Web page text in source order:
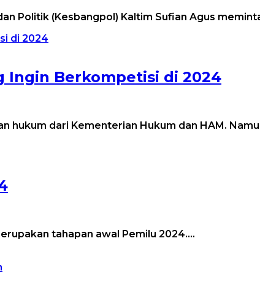
Politik (Kesbangpol) Kaltim Sufian Agus
Ingin Berkompetisi di 2024
hukum dari Kementerian Hukum dan HAM.
tahapan awal Pemilu 2024….